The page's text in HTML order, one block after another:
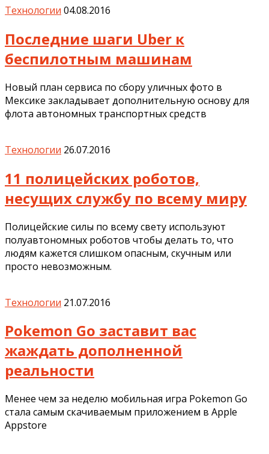
Технологии 04.08.2016
Последние шаги Uber к
беспилотным машинам
Новый план сервиса по сбору уличных фото в
Мексике закладывает дополнительную основу для
флота автономных транспортных средств
Технологии 26.07.2016
11 полицейских роботов,
несущих службу по всему миру
Полицейские силы по всему свету используют
полуавтономных роботов чтобы делать то, что
людям кажется слишком опасным, скучным или
просто невозможным.
Технологии 21.07.2016
Pokemon Go заставит вас
жаждать дополненной
реальности
Менее чем за неделю мобильная игра Pokemon Go
стала самым скачиваемым приложением в Apple
Appstore